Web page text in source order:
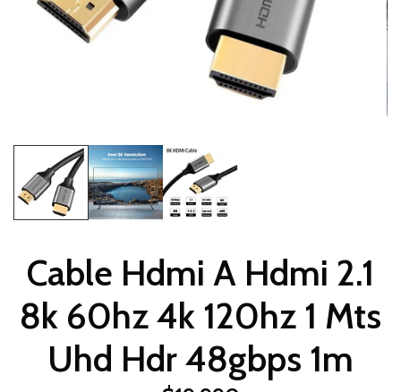
Cable Hdmi A Hdmi 2.1
8k 60hz 4k 120hz 1 Mts
Uhd Hdr 48gbps 1m